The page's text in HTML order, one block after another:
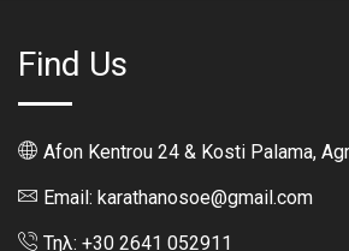
Find Us
Afon Kentrou 24 & Kosti Palama,
Email: karathanosoe@gmail.com
Τηλ: +30 2641 052911